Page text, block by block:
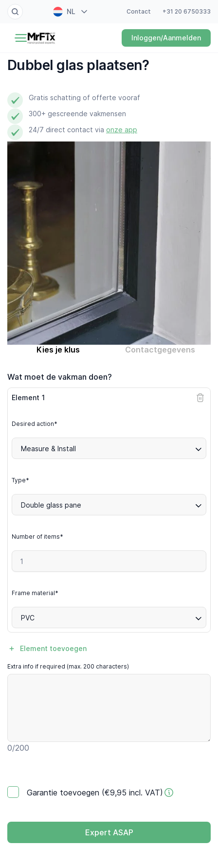
NL
ES
Contact +31 20 6750333
Inloggen/Aanmelden
Schilder
Elektricien
Loodgieter
Slotenmaker
Hovenier
Schoonmaker
Computer expert
Help
Over MrFix
Log in als vakman
Dubbel glas plaatsen?
Gratis schatting of offerte vooraf
300+ gescreende vakmensen
24/7 direct contact via onze app
Kies je klus Contactgegevens
Wat moet de vakman doen?
Element 1
Desired action*
Measure & Install
Type*
Double glass pane
Number of items*
Frame material*
PVC
Element toevoegen
Extra info if required (max. 200 characters)
0/200
Garantie toevoegen (€9,95 incl. VAT)
Expert ASAP